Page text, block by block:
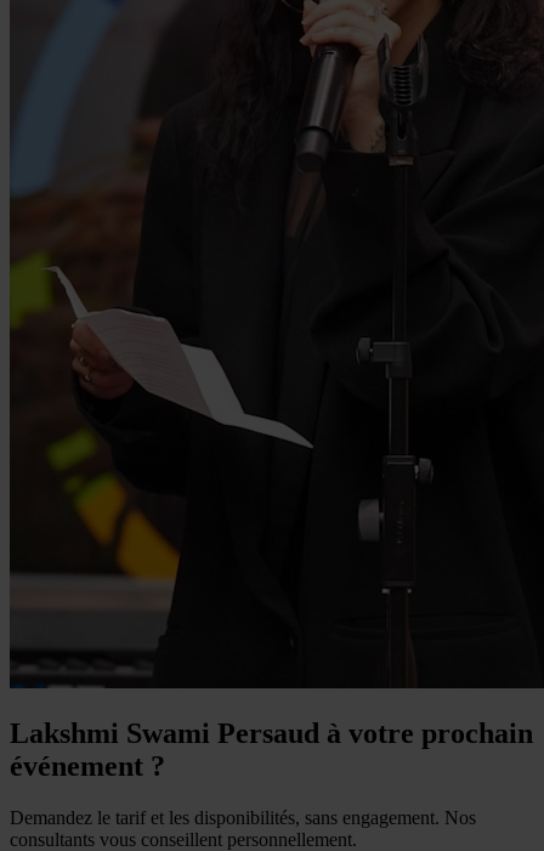
Lakshmi Swami Persaud à votre prochain
événement ?
Demandez le tarif et les disponibilités, sans engagement. Nos
consultants vous conseillent personnellement.